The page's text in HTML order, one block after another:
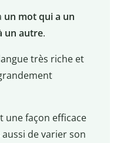
un mot qui a un
un autre.
très riche et
une façon efficace
de varier son